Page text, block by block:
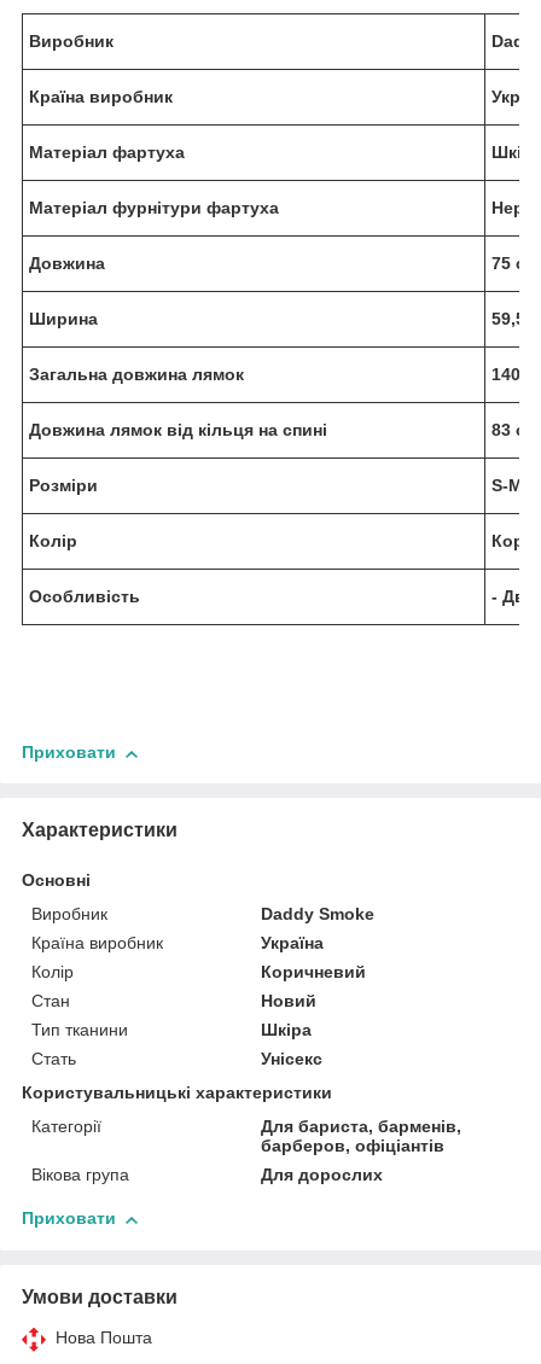
Виробник
Країна виробник
Матеріал фартуха
Матеріал фурнітури фартуха
Довжина 75 см
Ширина 59,5
Загальна довжина лямок 140
Довжина лямок від кільця на спині 83 см
Розміри S-M,
Колір
Особливість - Дві
Приховати
Характеристики
Основні
Виробник
Daddy Smoke
Країна виробник
Україна
Колір
Коричневий
Стан
Новий
Тип тканини
Шкіра
Стать
Унісекс
Користувальницькі характеристики
Категорії
Для бариста, барменів,
барберов, офіціантів
Вікова група
Для дорослих
Приховати
Умови доставки
Нова Пошта